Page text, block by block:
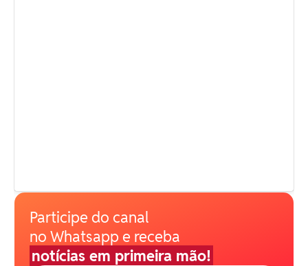
Participe do canal
no Whatsapp e receba
notícias em primeira mão!